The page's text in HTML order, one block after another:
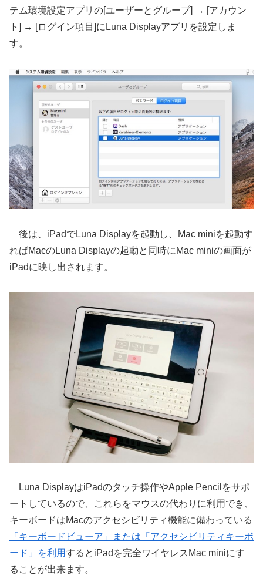
テム環境設定アプリの[ユーザーとグループ] → [アカウン
ト] → [ログイン項目]にLuna Displayアプリを設定しま
す。
後は、iPadでLuna Displayを起動し、Mac miniを起動す
ればMacのLuna Displayの起動と同時にMac miniの画面が
iPadに映し出されます。
Luna DisplayはiPadのタッチ操作やApple Pencilをサポ
ートしているので、これらをマウスの代わりに利用でき、
キーボードはMacのアクセシビリティ機能に備わっている
「キーボードビューア」または「アクセシビリティキーボ
ード」を利用するとiPadを完全ワイヤレスMac miniにす
ることが出来ます。